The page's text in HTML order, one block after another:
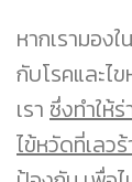
หากเรามอง
กับโรคและไ
เรา ซึ่งทำให้
ไข้หวัดที่เลว